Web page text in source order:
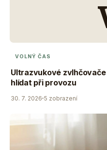
VOLNÝ ČAS
Ultrazvukové
hlídat při provozu
30. 7. 2026 5 zobrazení